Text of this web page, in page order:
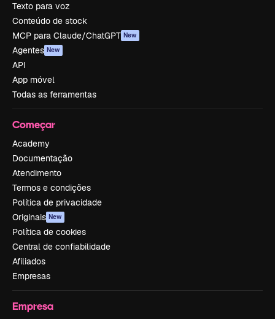
Texto para voz
Conteúdo de stock
MCP para Claude/ChatGPT New
Agentes New
API
App móvel
Todas as ferramentas
Começar
Academy
Documentação
Atendimento
Termos e condições
Política de privacidade
Originais New
Política de cookies
Central de confiabilidade
Afiliados
Empresas
Empresa